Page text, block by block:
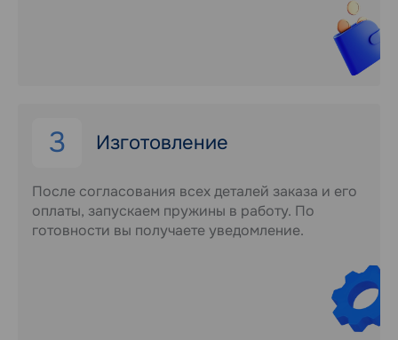
3 Изготовление
После согласования всех деталей заказа и его
оплаты, запускаем пружины в работу. По
готовности вы получаете уведомление.